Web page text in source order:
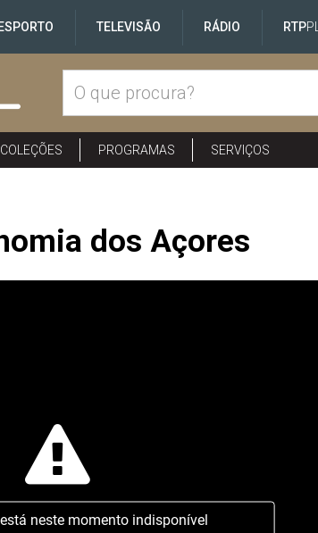
TELEVISÃO RÁDIO RTP
COLEÇÕES PROGRAMAS SERVIÇOS
dos Açores
neste momento indisponível